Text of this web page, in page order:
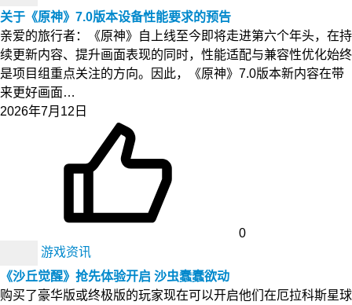
关于《原神》7.0版本设备性能要求的预告
亲爱的旅行者：《原神》自上线至今即将走进第六个年头，在持
续更新内容、提升画面表现的同时，性能适配与兼容性优化始终
是项目组重点关注的方向。因此，《原神》7.0版本新内容在带
来更好画面…
2026年7月12日
0
游戏资讯
《沙丘觉醒》抢先体验开启 沙虫蠢蠢欲动
购买了豪华版或终极版的玩家现在可以开启他们在厄拉科斯星球